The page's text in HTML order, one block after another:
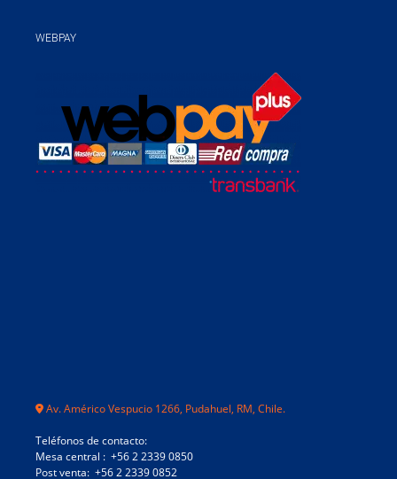
WEBPAY
Av. Américo Vespucio 1266, Pudahuel, RM, Chile.
Teléfonos de contacto:
Mesa central : +56 2 2339 0850
Post venta: +56 2 2339 0852